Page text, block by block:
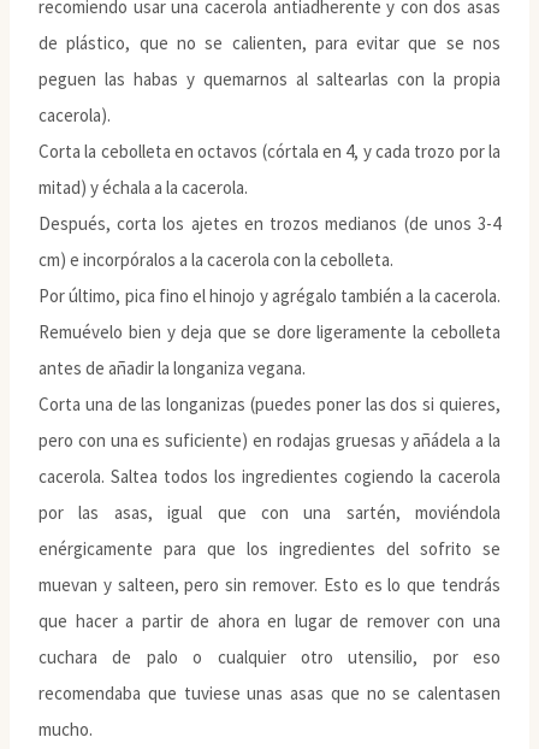
recomiendo usar una cacerola antiadherente y con dos asas
de plástico, que no se calienten, para evitar que se nos
peguen las habas y quemarnos al saltearlas con la propia
cacerola).
Corta la cebolleta en octavos (córtala en 4, y cada trozo por la
mitad) y échala a la cacerola.
Después, corta los ajetes en trozos medianos (de unos 3-4
cm) e incorpóralos a la cacerola con la cebolleta.
Por último, pica fino el hinojo y agrégalo también a la cacerola.
Remuévelo bien y deja que se dore ligeramente la cebolleta
antes de añadir la longaniza vegana.
Corta una de las longanizas (puedes poner las dos si quieres,
pero con una es suficiente) en rodajas gruesas y añádela a la
cacerola. Saltea todos los ingredientes cogiendo la cacerola
por las asas, igual que con una sartén, moviéndola
enérgicamente para que los ingredientes del sofrito se
muevan y salteen, pero sin remover. Esto es lo que tendrás
que hacer a partir de ahora en lugar de remover con una
cuchara de palo o cualquier otro utensilio, por eso
recomendaba que tuviese unas asas que no se calentasen
mucho.